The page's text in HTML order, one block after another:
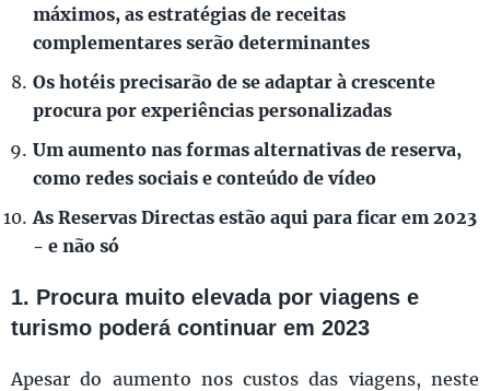
máximos, as estratégias de receitas
complementares serão determinantes
Os hotéis precisarão de se adaptar à crescente
procura por experiências personalizadas
Um aumento nas formas alternativas de reserva,
como redes sociais e conteúdo de vídeo
As Reservas Directas estão aqui para ficar em 2023
- e não só
1. Procura muito elevada por viagens e
turismo poderá continuar em 2023
Apesar do aumento nos custos das viagens, neste